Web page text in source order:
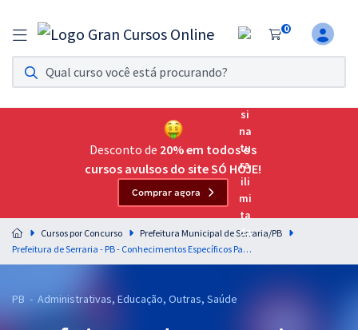
0
Assinatura Ilimitada 11
Acesso a todos os cursos. Teste grátis por 7 dias!
Assinatura OAB Até Passar
Acesso ilimitado a toda preparação para o Exame da
Residências Multiprofissionais
Preparação completa e intensiva para as principais
residências em saúde do Brasil
Desconto de 20% em todos os
cursos avulsos do site SÓ HOJE!
Comprar agora
Cursos por Concurso
Prefeitura Municipal de Serraria/PB
Prefeitura de Serraria - PB - Conhecimentos Específicos Para o Cargo de Nutricionista com a Equipe Gran
PB - Administrativas, Educação, Outras, Saúde